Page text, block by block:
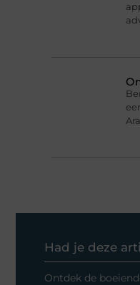
Had je deze
Ontdek de